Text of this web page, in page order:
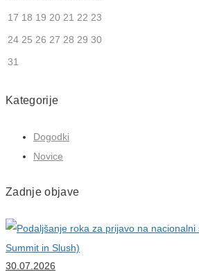
17 18 19 20 21 22 23
24 25 26 27 28 29 30
31
Kategorije
Dogodki
Novice
Zadnje objave
30.07.2026